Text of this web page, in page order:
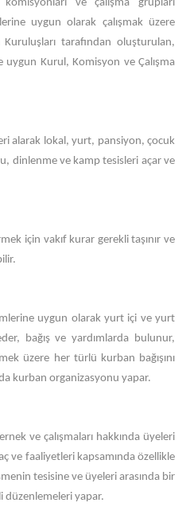
ve çalışma grupları
uygun olarak çalışmak üzere
tarafından oluşturulan,
uygun Kurul, Komisyon ve Çalışma
alarak lokal, yurt, pansiyon, çocuk
dinlenme ve kamp tesisleri açar ve
için vakıf kurar gerekli taşınır ve
uygun olarak yurt içi ve yurt
bağış ve yardımlarda bulunur,
üzere her türlü kurban bağışını
kurban organizasyonu yapar.
ve çalışmaları hakkında üyeleri
ve faaliyetleri kapsamında özellikle
tesisine ve üyeleri arasında bir
düzenlemeleri yapar.